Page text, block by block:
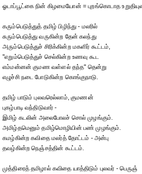
ஓடாப்பூட்கை நின் கிழமையோன் = புறங்கொடாத
கரும்பெடுத்துத் தமிழ் பிழிந்து - மலரில்
சுரும்பெடுத்து வருகின்ற தேன் கலந்து
அரும்பெடுத்துச் சிரிக்கின்ற மகளிர் கூட்டம்,
"எறும்பெடுத்துச் செல்கின்ற உணவு கூட
எம்மன்னன் குமண வள்ளல் தந்த" தென்று
எழுச்சி நடை போடுகின்ற கொங்குநாடு.
தமிழ் பாடும் புலவரெல்லாம், குமணன்
புகழ்பாடி வந்திடுவார் -
இமிழ் கடலின் அலைபோலச் சொல் முழங்கும்.
அமிழ்தமெனும் தமிழ்மொழியின் பண் முழங்கும்.
கமழ்கின்ற கவிதை மலர்த் தோட்டம் - அன்பு
தவழ்கின்ற நெஞ்சத்தின் கூட்டம்.
முத்திரைத் தமிழால் கவிதை யாத்திடும் புலவர் - பெருஞ்